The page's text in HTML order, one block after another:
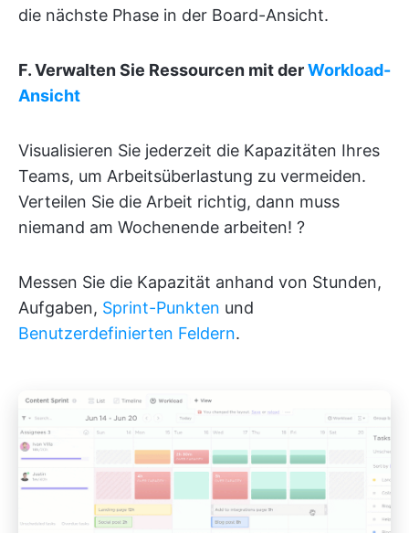
die nächste Phase in der Board-Ansicht.
F. Verwalten Sie Ressourcen mit derWorkload-
Ansicht
Visualisieren Sie jederzeit die Kapazitäten Ihres
Teams, um Arbeitsüberlastung zu vermeiden.
Verteilen Sie die Arbeit richtig, dann muss
niemand am Wochenende arbeiten! ?
Messen Sie die Kapazität anhand von Stunden,
Aufgaben, Sprint-Punkten und
Benutzerdefinierten Feldern.